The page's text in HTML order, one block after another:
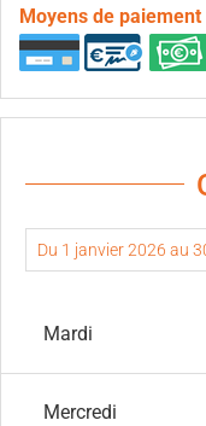
Moyens de paiement
Mardi
Mercredi